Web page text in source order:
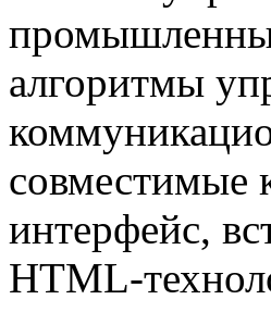
алгоритмы
совместимые
интерфейс,
HTML-